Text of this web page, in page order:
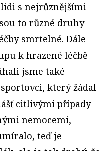
lidi s nejrůznějšími
to různé druhy
smrtelné. Dále
k hrazené léčbě
jsme také
který žádal
citlivými případy
nemocemi,
teď je